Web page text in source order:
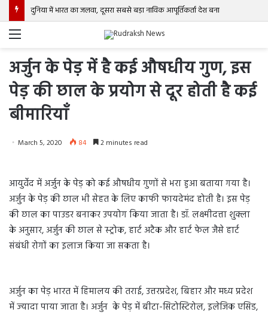
दुनिया में भारत का जलवा, दूसरा सबसे बड़ा नाविक आपूर्तिकर्ता देश बना
Menu
अर्जुन के पेड़ में है कई औषधीय गुण, इस
पेड़ की छाल के प्रयोग से दूर होती है कई
बीमारियाँ
March 5, 2020 84 2 minutes read
आयुर्वेद में अर्जुन के पेड़ को कई औषधीय गुणों से भरा हुआ बताया गया है।
अर्जुन के पेड़ की छाल भी सेहत के लिए काफी फायदेमंद होती है। इस पेड़
की छाल का पाउडर बनाकर उपयोग किया जाता है। डॉ. लक्ष्मीदत्ता शुक्ला
के अनुसार, अर्जुन की छाल से स्ट्रोक, हार्ट अटैक और हार्ट फेल जैसे हार्ट
संबंधी रोगों का इलाज किया जा सकता है।
अर्जुन का पेड़ भारत में हिमालय की तराई, उत्तरप्रदेश, बिहार और मध्य प्रदेश
में ज्‍यादा पाया जाता है। अर्जुन के पेड़ में बीटा-सिटोस्टिरोल, इलेजिक एसिड,